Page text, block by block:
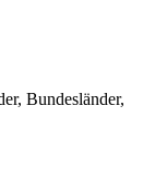
Bundesländer,